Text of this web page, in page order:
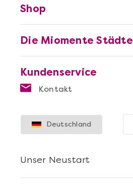
Kundenservice
Kontakt
Die Miomente Städte
Shop
Unser Neustart
Deutschland